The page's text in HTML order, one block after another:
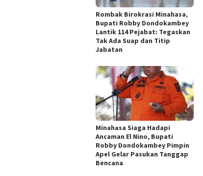
Rombak Birokrasi Minahasa,
Bupati Robby Dondokambey
Lantik 114 Pejabat: Tegaskan
Tak Ada Suap dan Titip
Jabatan
Minahasa Siaga Hadapi
Ancaman El Nino, Bupati
Robby Dondokambey Pimpin
Apel Gelar Pasukan Tanggap
Bencana